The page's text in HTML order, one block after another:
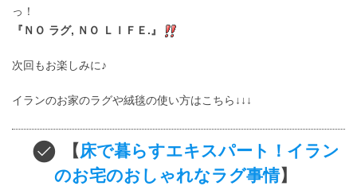
っ！
『ＮＯ ラグ, ＮＯ ＬＩＦＥ.』
次回もお楽しみに♪
イランのお家のラグや絨毯の使い方はこちら↓↓↓
【 床で暮らすエキスパート！イラン
のお宅のおしゃれなラグ事情】